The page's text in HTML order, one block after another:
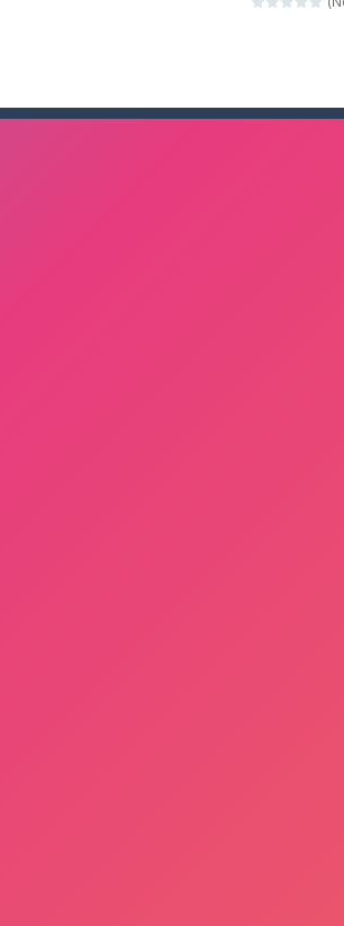
thoại Pokemon đại chiến 12 (Dynamons 12)...
chiến đấu với quân địch Trong Squad